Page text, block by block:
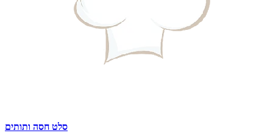
סלט חסה ותותים